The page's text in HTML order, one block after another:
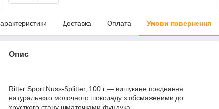
Доставка Оплата Умови повернення
Опис
Ritter Sport Nuss-Splitter, 100 г — вишукане поєднання
натурального молочного шоколаду з обсмаженими до
хрусткого стану шматочками фундука.